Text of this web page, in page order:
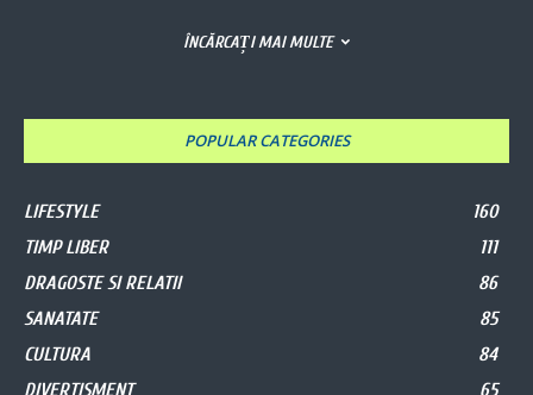
ÎNCĂRCAȚI MAI MULTE
POPULAR CATEGORIES
LIFESTYLE
160
TIMP LIBER
111
DRAGOSTE SI RELATII
86
SANATATE
85
CULTURA
84
DIVERTISMENT
65